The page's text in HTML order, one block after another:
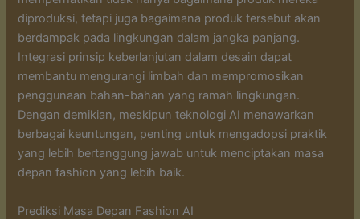
diproduksi, tetapi juga bagaimana produk tersebut akan
berdampak pada lingkungan dalam jangka panjang.
Integrasi prinsip keberlanjutan dalam desain dapat
membantu mengurangi limbah dan mempromosikan
penggunaan bahan-bahan yang ramah lingkungan.
Dengan demikian, meskipun teknologi AI menawarkan
berbagai keuntungan, penting untuk mengadopsi praktik
yang lebih bertanggung jawab untuk menciptakan masa
depan fashion yang lebih baik.
Prediksi Masa Depan Fashion AI